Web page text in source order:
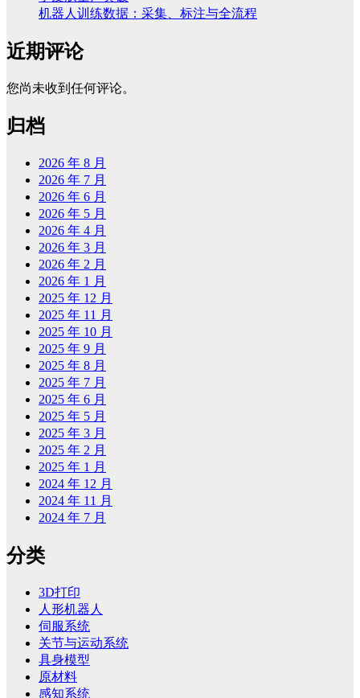
机器人训练数据：采集、标注与全流程
近期评论
您尚未收到任何评论。
归档
2026 年 8 月
2026 年 7 月
2026 年 6 月
2026 年 5 月
2026 年 4 月
2026 年 3 月
2026 年 2 月
2026 年 1 月
2025 年 12 月
2025 年 11 月
2025 年 10 月
2025 年 9 月
2025 年 8 月
2025 年 7 月
2025 年 6 月
2025 年 5 月
2025 年 3 月
2025 年 2 月
2025 年 1 月
2024 年 12 月
2024 年 11 月
2024 年 7 月
分类
3D打印
人形机器人
伺服系统
关节与运动系统
具身模型
原材料
感知系统